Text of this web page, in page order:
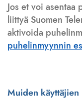
Jos et voi
liittyä Suomen
aktivoida
puhelinmyynnin
Muiden käyttäjien